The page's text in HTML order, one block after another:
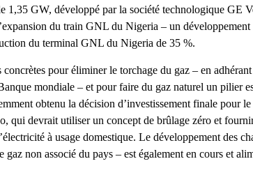
1,35 GW, développé par la société technologique GE
du train GNL du Nigeria – un
du terminal GNL du Nigeria de 35 %.
concrètes pour éliminer le torchage du gaz – en
mondiale – et pour faire du gaz naturel un pilier
obtenu la décision d’investissement finale pour
qui devrait utiliser un concept de brûlage zéro et
à usage domestique. Le développement des
non associé du pays – est également en cours et